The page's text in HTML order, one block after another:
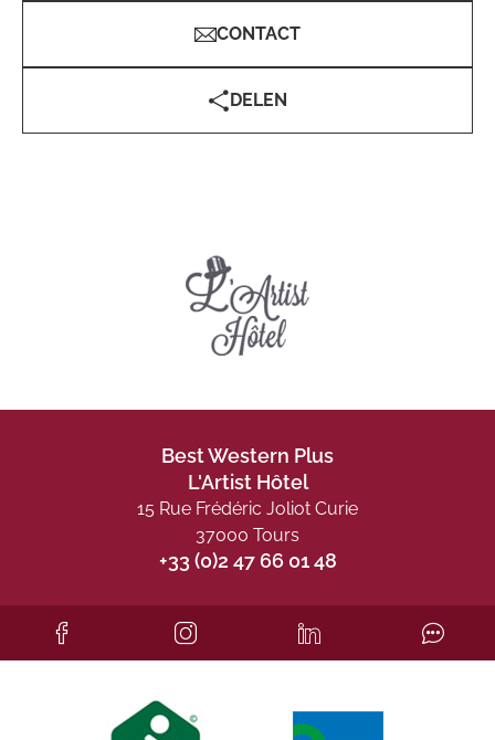
CONTACT
DELEN
Best Western Plus
L'Artist Hôtel
15 Rue Frédéric Joliot Curie
37000 Tours
+33 (0)2 47 66 01 48